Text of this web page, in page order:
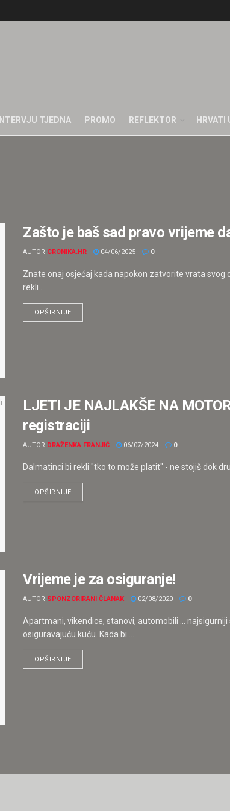
INTERVJU TJEDNA PROMO REFLEKTOR HRVATI
Zašto je baš sad pravo vrijeme
AUTOR CRONIKA.HR 04/06/2025 0
Znate onaj osjećaj kada napokon zatvorite vrata svog
rekli ...
OPŠIRNIJE
LJETI JE NAJLAKŠE NA
registraciji
AUTOR DRAŽENKA FRANJIĆ 06/07/2024 0
Dalmatinci bi rekli "tko to može platit" - ne stojiš dok
OPŠIRNIJE
Vrijeme je za osiguranje!
AUTOR SPONZORIRANI ČLANAK 02/08/2020 0
Apartmani, vikendice, stanovi, automobili ...
osiguravajuću kuću. Kada bi ...
OPŠIRNIJE